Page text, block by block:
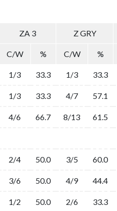
ZA 3 Z GRY
C/W % C/W %
1/3 33.3 1/3 33.3
1/3 33.3 4/7 57.1
4/6 66.7 8/13 61.5
2/4 50.0 3/5 60.0
3/6 50.0 4/9 44.4
1/2 50.0 2/6 33.3